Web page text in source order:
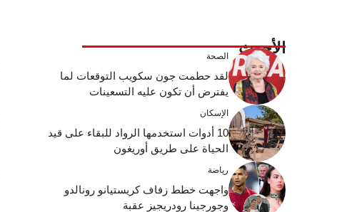
الأحدث الصحة
لقد حطمت جون سكويب التوقعات لما
يفترض أن تكون عليه التسعينات
الإسكان
10 أدوات استخدمها الرواد للبقاء على قيد
الحياة على طريق أوريغون
رياضة
واجهت خطط زفاف كريستيانو رونالدو
وجورجينا رودريجيز عقبة